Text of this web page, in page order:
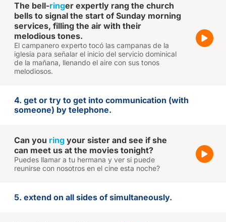
The bell-ringer expertly rang the church
bells to signal the start of Sunday morning
services, filling the air with their
melodious tones.
El campanero experto tocó las campanas de la
iglesia para señalar el inicio del servicio dominical
de la mañana, llenando el aire con sus tonos
melodiosos.
4. get or try to get into communication (with
someone) by telephone.
Can you ring your sister and see if she
can meet us at the movies tonight?
Puedes llamar a tu hermana y ver si puede
reunirse con nosotros en el cine esta noche?
5. extend on all sides of simultaneously.